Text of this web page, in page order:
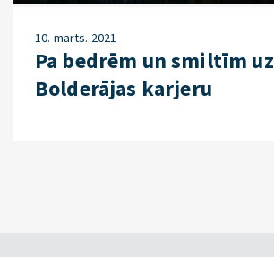
10. marts. 2021
Pa bedrēm un smiltīm uz
Bolderājas karjeru